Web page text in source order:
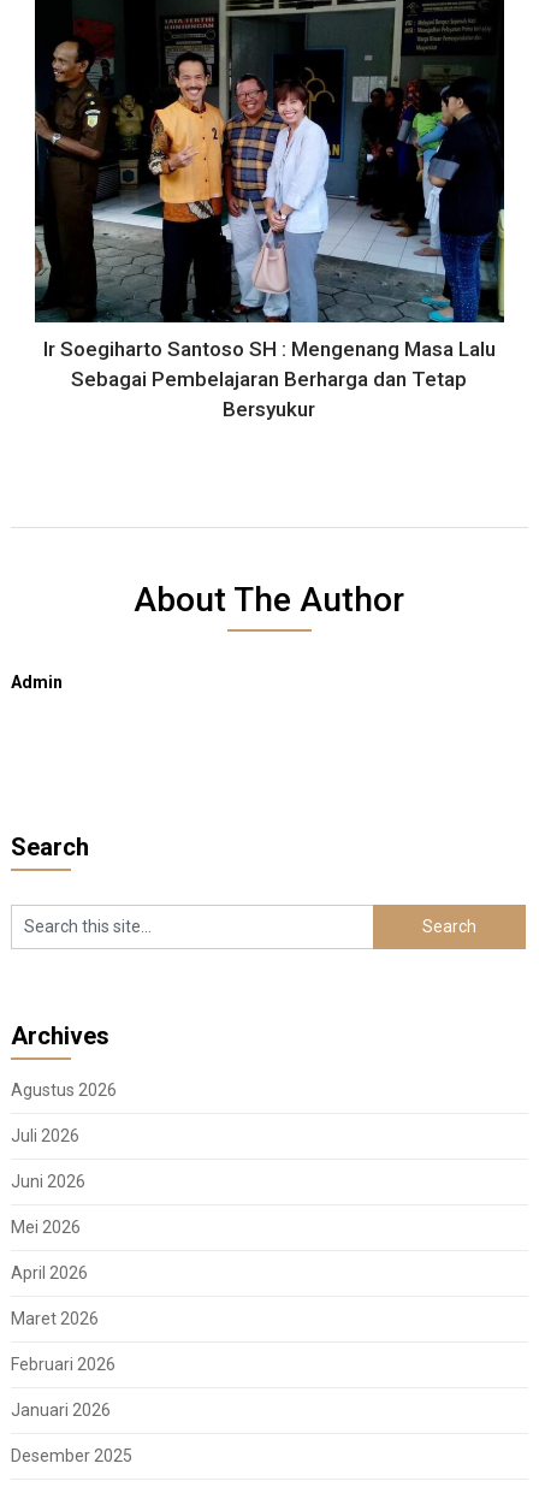
Ir Soegiharto Santoso SH : Mengenang Masa Lalu
Sebagai Pembelajaran Berharga dan Tetap
Bersyukur
About The Author
Admin
Search
Archives
Agustus 2026
Juli 2026
Juni 2026
Mei 2026
April 2026
Maret 2026
Februari 2026
Januari 2026
Desember 2025